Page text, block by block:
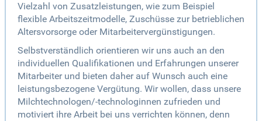
Vielzahl von Zusatzleistungen, wie zum Beispiel
flexible Arbeitszeitmodelle, Zuschüsse zur betrieblichen
Altersvorsorge oder Mitarbeitervergünstigungen.
Selbstverständlich orientieren wir uns auch an den
individuellen Qualifikationen und Erfahrungen unserer
Mitarbeiter und bieten daher auf Wunsch auch eine
leistungsbezogene Vergütung. Wir wollen, dass unsere
Milchtechnologen/-technologinnen zufrieden und
motiviert ihre Arbeit bei uns verrichten können, denn